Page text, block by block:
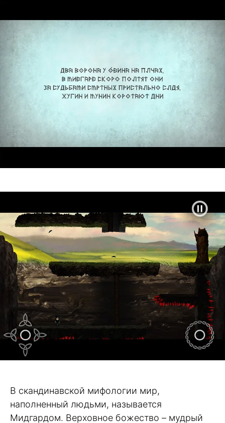
В скандинавской мифологии мир,
наполненный людьми, называется
Мидгардом. Верховное божество – мудрый